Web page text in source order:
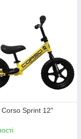
Corso Sprint 12"